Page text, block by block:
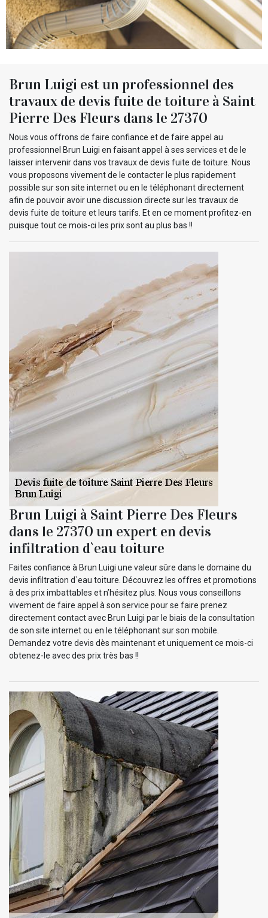
Brun Luigi est un professionnel des
travaux de devis fuite de toiture à Saint
Pierre Des Fleurs dans le 27370
Nous vous offrons de faire confiance et de faire appel au
professionnel Brun Luigi en faisant appel à ses services et de le
laisser intervenir dans vos travaux de devis fuite de toiture. Nous
vous proposons vivement de le contacter le plus rapidement
possible sur son site internet ou en le téléphonant directement
afin de pouvoir avoir une discussion directe sur les travaux de
devis fuite de toiture et leurs tarifs. Et en ce moment profitez-en
puisque tout ce mois-ci les prix sont au plus bas !!
Brun Luigi à Saint Pierre Des Fleurs
dans le 27370 un expert en devis
infiltration d`eau toiture
Faites confiance à Brun Luigi une valeur sûre dans le domaine du
devis infiltration d`eau toiture. Découvrez les offres et promotions
à des prix imbattables et n’hésitez plus. Nous vous conseillons
vivement de faire appel à son service pour se faire prenez
directement contact avec Brun Luigi par le biais de la consultation
de son site internet ou en le téléphonant sur son mobile.
Demandez votre devis dès maintenant et uniquement ce mois-ci
obtenez-le avec des prix très bas !!